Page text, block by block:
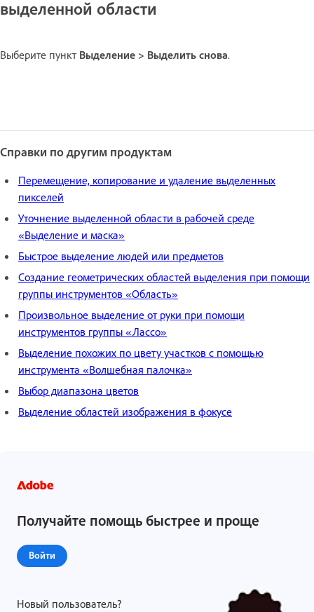
выделенной области
Выберите пункт Выделение > Выделить снова.
Справки по другим продуктам
Перемещение, копирование и удаление выделенных
пикселей
Уточнение выделенной области в рабочей среде
«Выделение и маска»
Быстрое выделение людей или предметов
Создание геометрических областей выделения при помощи
группы инструментов «Область»
Произвольное выделение от руки при помощи
инструментов группы «Лассо»
Выделение похожих по цвету участков с помощью
инструмента «Волшебная палочка»
Выбор диапазона цветов
Выделение областей изображения в фокусе
Получайте помощь быстрее и проще
Войти
Новый пользователь?